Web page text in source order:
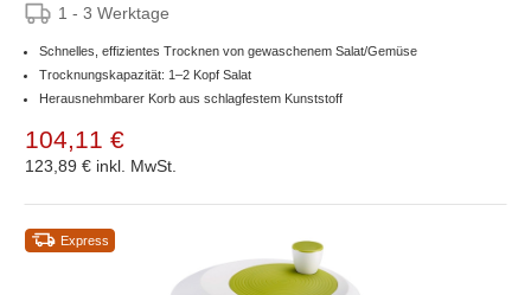
1 - 3 Werktage
Schnelles, effizientes Trocknen von gewaschenem Salat/Gemüse
Trocknungskapazität: 1–2 Kopf Salat
Herausnehmbarer Korb aus schlagfestem Kunststoff
104,11 €
123,89 € inkl. MwSt.
Express